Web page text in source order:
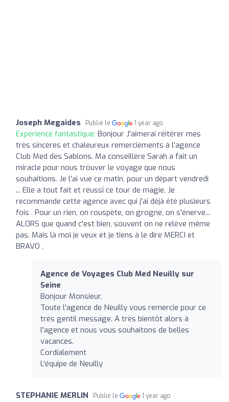
Joseph Megaides Publié le 1 year ago
Expérience fantastique: Bonjour J'aimerai réitérer mes
très sincères et chaleureux remerciements à l'agence
Club Med des Sablons. Ma conseillère Sarah a fait un
miracle pour nous trouver le voyage que nous
souhaitions. Je l'ai vue ce matin, pour un départ vendredi
... Elle a tout fait et réussi ce tour de magie. Je
recommande cette agence avec qui j'ai déjà été plusieurs
fois . Pour un rien, on rouspète, on grogne, on s'énerve...
ALORS que quand c'est bien, souvent on ne relève même
pas. Mais là moi je veux et je tiens à le dire MERCI et
BRAVO .
Agence de Voyages Club Med Neuilly sur
Seine
Bonjour Monsieur,
Toute l'agence de Neuilly vous remercie pour ce
très gentil message. A très bientôt alors à
l'agence et nous vous souhaitons de belles
vacances.
Cordialement
L'équipe de Neuilly
STEPHANIE MERLIN Publié le 1 year ago